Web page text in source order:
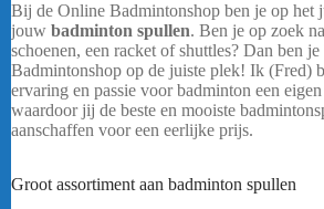
Bij de Online Badmintonshop ben je op het
jouw badminton spullen. Ben je op zoek
schoenen, een racket of shuttles? Dan ben
Badmintonshop op de juiste plek! Ik (Fred)
ervaring en passie voor badminton een
waardoor jij de beste en mooiste
aanschaffen voor een eerlijke prijs.
Groot assortiment aan badminton spullen